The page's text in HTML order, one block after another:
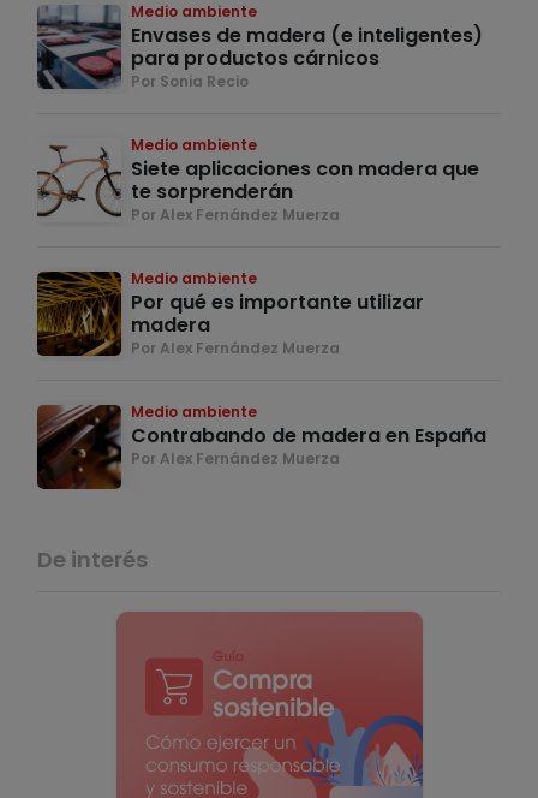
Medio ambiente
Envases de madera (e inteligentes)
para productos cárnicos
Por Sonia Recio
Medio ambiente
Siete aplicaciones con madera que
te sorprenderán
Por Alex Fernández Muerza
Medio ambiente
Por qué es importante utilizar
madera
Por Alex Fernández Muerza
Medio ambiente
Contrabando de madera en España
Por Alex Fernández Muerza
De interés